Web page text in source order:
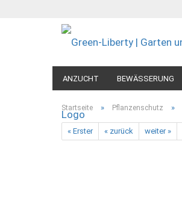
ANZUCHT BEWÄSSERUNG
MESSGERÄTE DIVERSES
Startseite » Pflanzenschutz »
« Erster « zurück weiter »